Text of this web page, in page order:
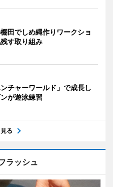
田でしめ縄作りワークショ
す取り組み
チャーワールド」で成長し
が遊泳練習
る
ラッシュ